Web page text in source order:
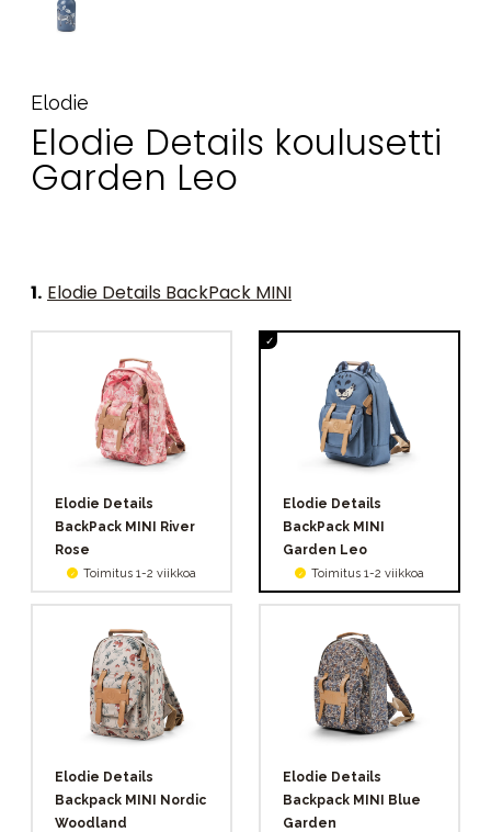
Elodie
Elodie Details koulusetti
Garden Leo
1. Elodie Details BackPack MINI
Elodie Details
BackPack MINI River
Rose
Toimitus 1-2 viikkoa
Elodie Details
BackPack MINI
Garden Leo
Toimitus 1-2 viikkoa
Elodie Details
Backpack MINI Nordic
Woodland
Elodie Details
Backpack MINI Blue
Garden